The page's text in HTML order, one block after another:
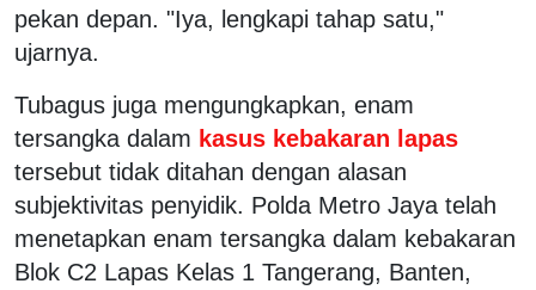
pekan depan. "Iya, lengkapi tahap satu,"
ujarnya.
Tubagus juga mengungkapkan, enam
tersangka dalam kasus kebakaran lapas
tersebut tidak ditahan dengan alasan
subjektivitas penyidik. Polda Metro Jaya telah
menetapkan enam tersangka dalam kebakaran
Blok C2 Lapas Kelas 1 Tangerang, Banten,